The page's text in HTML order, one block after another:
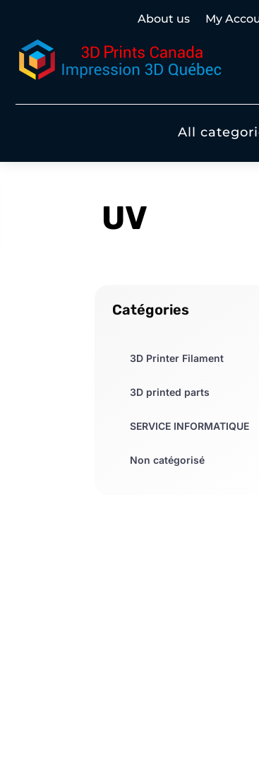
About us My
All
UV
Catégories
3D Printer Filament
3D printed parts
SERVICE INFORMATIQUE
Non catégorisé